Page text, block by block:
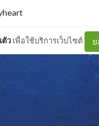
ว เพื่อใช้บริการเว็บไซต์